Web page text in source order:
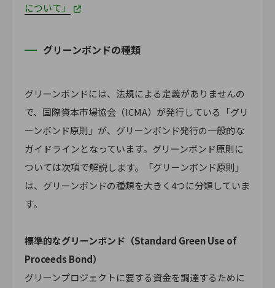
について」
グリーンボンドの種類
グリーンボンドには、法規による定義がありませんの
で、国際資本市場協会（ICMA）が発行している「グリ
ーンボンド原則」が、グリーンボンド発行の一般的な
ガイドラインとなっています。グリーンボンド原則に
ついては次項で解説します。「グリーンボンド原則」
は、グリーンボンドの種類を大きく4つに分類していま
す。
標準的なグリーンボンド（Standard Green Use of
Proceeds Bond）
グリーンプロジェクトに要する資金を調達するために